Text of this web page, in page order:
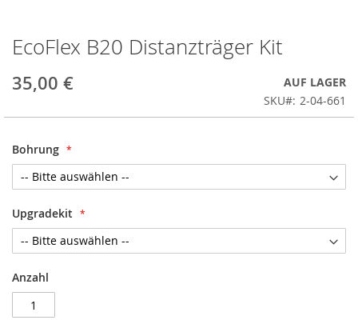
EcoFlex B20 Distanzträger Kit
35,00 €
AUF LAGER
SKU
2-04-661
Bohrung
Upgradekit
Anzahl
Zum
Anfang
der
Bildergalerie